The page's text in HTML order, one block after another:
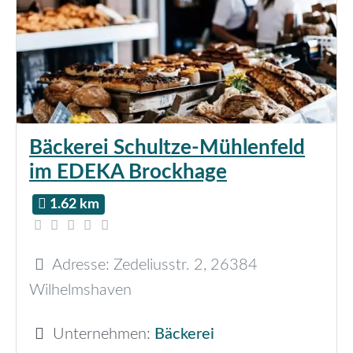
Bäckerei Schultze-Mühlenfeld
im EDEKA Brockhage
1.62 km
Adresse: Zedeliusstr. 2, 26384
Wilhelmshaven
Unternehmen: Bäckerei